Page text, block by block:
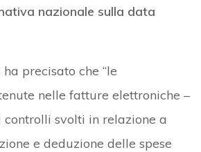
nazionale sulla data
precisato che “le
nelle fatture elettroniche –
controlli svolti in relazione a
e deduzione delle spese